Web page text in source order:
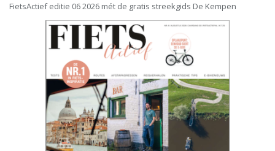
FietsActief editie 06 2026 mét de gratis streekgids De Kempen